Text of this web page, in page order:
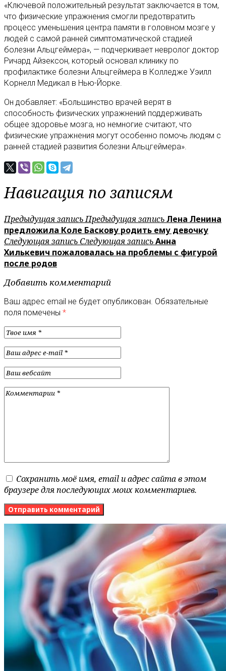
«Ключевой положительный результат заключается в том,
что физические упражнения смогли предотвратить
процесс уменьшения центра памяти в головном мозге у
людей с самой ранней симптоматической стадией
болезни Альцгеймера», — подчеркивает невролог доктор
Ричард Айзексон, который основал клинику по
профилактике болезни Альцгеймера в Колледже Уэилл
Корнелл Медикал в Нью-Йорке.
Он добавляет: «Большинство врачей верят в
способность физических упражнений поддерживать
общее здоровье мозга, но немногие считают, что
физические упражнения могут особенно помочь людям с
ранней стадией развития болезни Альцгеймера».
Навигация по записям
Предыдущая записьПредыдущая записьЛена Ленина
предложила Коле Баскову родить ему девочку
Следующая запись Следующая записьАнна
Хилькевич пожаловалась на проблемы с фигурой
после родов
Добавить комментарий
Ваш адрес email не будет опубликован. Обязательные
поля помечены *
Сохранить моё имя, email и адрес сайта в этом
браузере для последующих моих комментариев.